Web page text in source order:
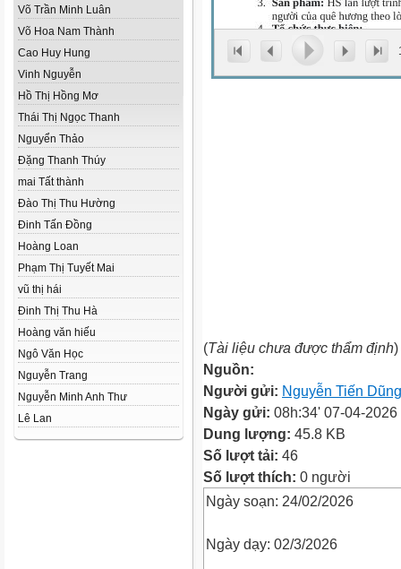
Võ Trần Minh Luân
Võ Hoa Nam Thành
Cao Huy Hung
Vinh Nguyễn
Hồ Thị Hồng Mơ
Thái Thị Ngọc Thanh
Nguyển Thảo
Đặng Thanh Thúy
mai Tất thành
Đào Thị Thu Hường
Đinh Tấn Đồng
Hoàng Loan
Phạm Thị Tuyết Mai
vũ thị hái
Đinh Thị Thu Hà
Hoàng văn hiếu
Ngô Văn Học
Nguyễn Trang
Nguyễn Minh Anh Thư
Lê Lan
(Tài liệu chưa được thẩm định)
Nguồn:
Người gửi: Nguyễn Tiến Dũng
Ngày gửi: 08h:34' 07-04-2026
Dung lượng: 45.8 KB
Số lượt tải: 46
Số lượt thích: 0 người
Ngày soạn: 24/02/2026
Ngày dạy: 02/3/2026